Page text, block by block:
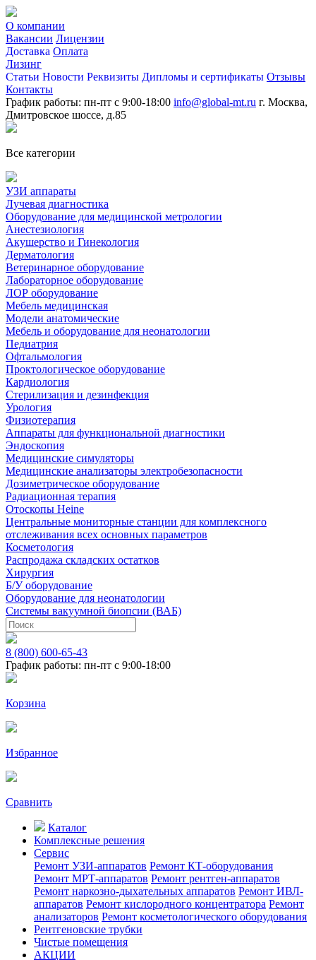
О компании
Вакансии Лицензии
Доставка Оплата
Лизинг
Статьи Новости Реквизиты Дипломы и сертификаты Отзывы
Контакты
График работы: пн-пт с 9:00-18:00 info@global-mt.ru г. Москва,
Дмитровское шоссе, д.85
Все категории
УЗИ аппараты
Лучевая диагностика
Оборудование для медицинской метрологии
Анестезиология
Акушерство и Гинекология
Дерматология
Ветеринарное оборудование
Лабораторное оборудование
ЛОР оборудование
Мебель медицинская
Модели анатомические
Мебель и оборудование для неонатологии
Педиатрия
Офтальмология
Проктологическое оборудование
Кардиология
Стерилизация и дезинфекция
Урология
Физиотерапия
Аппараты для функциональной диагностики
Эндоскопия
Медицинские симуляторы
Медицинские анализаторы электробезопасности
Дозиметрическое оборудование
Радиационная терапия
Отоскопы Heine
Центральные мониторные станции для комплексного
отслеживания всех основных параметров
Косметология
Распродажа складских остатков
Хирургия
Б/У оборудование
Оборудование для неонатологии
Системы вакуумной биопсии (ВАБ)
8 (800) 600-65-43
График работы: пн-пт с 9:00-18:00
Корзина
Избранное
Сравнить
Каталог
Комплексные решения
Сервис
Ремонт УЗИ-аппаратов Ремонт КТ-оборудования
Ремонт МРТ-аппаратов Ремонт рентген-аппаратов
Ремонт наркозно-дыхательных аппаратов Ремонт ИВЛ-
аппаратов Ремонт кислородного концентратора Ремонт
анализаторов Ремонт косметологического оборудования
Рентгеновские трубки
Чистые помещения
АКЦИИ